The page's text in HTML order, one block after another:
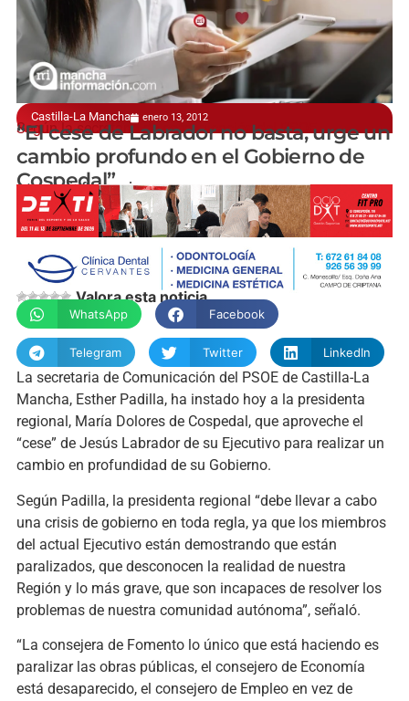
Castilla-La Mancha enero 13, 2012
Según la secretaria de comunicación del PSOE
“El cese de Labrador no basta, urge un
cambio profundo en el Gobierno de
Cospedal”
manchainformacion.com
Valora esta noticia
WhatsApp Facebook
Telegram Twitter LinkedIn
La secretaria de Comunicación del PSOE de Castilla-La
Mancha, Esther Padilla, ha instado hoy a la presidenta
regional, María Dolores de Cospedal, que aproveche el
“cese” de Jesús Labrador de su Ejecutivo para realizar un
cambio en profundidad de su Gobierno.
Según Padilla, la presidenta regional “debe llevar a cabo
una crisis de gobierno en toda regla, ya que los miembros
del actual Ejecutivo están demostrando que están
paralizados, que desconocen la realidad de nuestra
Región y lo más grave, que son incapaces de resolver los
problemas de nuestra comunidad autónoma”, señaló.
“La consejera de Fomento lo único que está haciendo es
paralizar las obras públicas, el consejero de Economía
está desaparecido, el consejero de Empleo en vez de